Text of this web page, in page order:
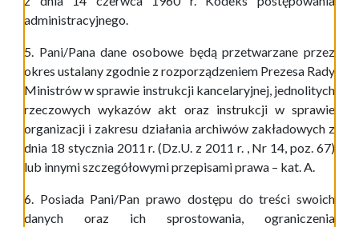
administracyjnego.
5. Pani/Pana dane osobowe będą przetwarzane przez
okres ustalany zgodnie z rozporządzeniem Prezesa Rady
Ministrów w sprawie instrukcji kancelaryjnej, jednolitych
rzeczowych wykazów akt oraz instrukcji w sprawie
organizacji i zakresu działania archiwów zakładowych z
dnia 18 stycznia 2011 r. (Dz.U. z 2011 r. , Nr 14, poz. 67)
lub innymi szczegółowymi przepisami prawa – kat. A.
6. Posiada Pani/Pan prawo dostępu do treści swoich
danych oraz ich sprostowania, ograniczenia